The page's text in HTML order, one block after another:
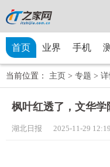
首页 业界 手机
当前位置： 主页 > 专题 >
枫叶红透了，文华
湖北日报 2025-11-29